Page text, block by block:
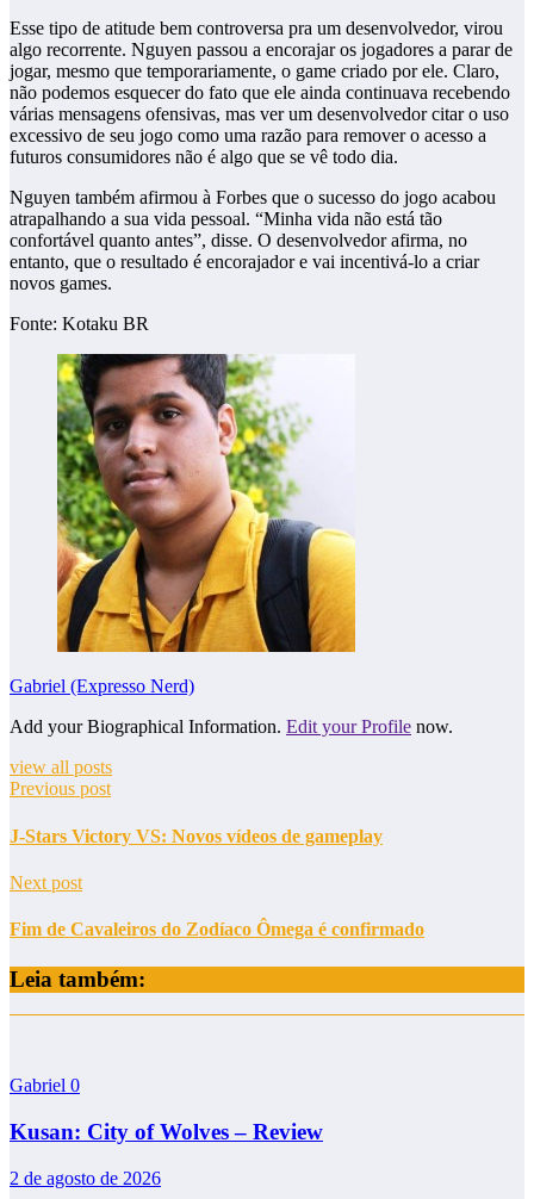
Esse tipo de atitude bem controversa pra um desenvolvedor, virou
algo recorrente. Nguyen passou a encorajar os jogadores a parar de
jogar, mesmo que temporariamente, o game criado por ele. Claro,
não podemos esquecer do fato que ele ainda continuava recebendo
várias mensagens ofensivas, mas ver um desenvolvedor citar o uso
excessivo de seu jogo como uma razão para remover o acesso a
futuros consumidores não é algo que se vê todo dia.
Nguyen também afirmou à Forbes que o sucesso do jogo acabou
atrapalhando a sua vida pessoal. “Minha vida não está tão
confortável quanto antes”, disse. O desenvolvedor afirma, no
entanto, que o resultado é encorajador e vai incentivá-lo a criar
novos games.
Fonte: Kotaku BR
Gabriel (Expresso Nerd)
Add your Biographical Information. Edit your Profile now.
view all posts
Previous post
J-Stars Victory VS: Novos vídeos de gameplay
Next post
Fim de Cavaleiros do Zodíaco Ômega é confirmado
Leia também:
Gabriel 0
Kusan: City of Wolves – Review
2 de agosto de 2026